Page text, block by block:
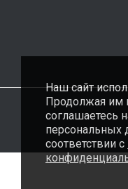
Наш сайт
Продолжая им
соглашаетесь
персональных
соответствии с